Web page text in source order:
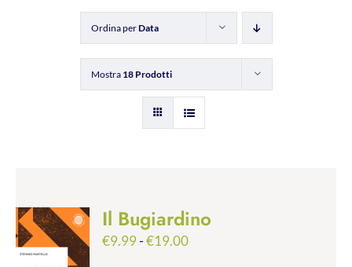
Ordina perData
Mostra 18 Prodotti
Il Bugiardino
€9.99-€19.00Fascia